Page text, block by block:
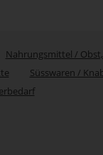
Nahrungsmittel /
Süsswaren /